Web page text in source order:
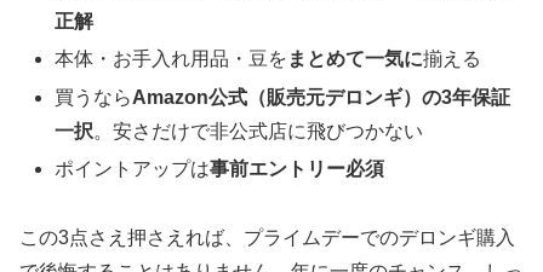
正解
本体・お手入れ用品・豆を まとめて一気に揃える
買うならAmazon公式（販売元デロンギ）の3年保証
一択。安さだけで非公式店に飛びつかない
ポイントアップは事前エントリー必須
この3点さえ押さえれば、プライムデーでのデロンギ購入